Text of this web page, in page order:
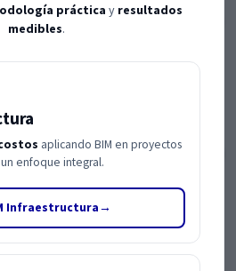
beneficios, su adopción en
barreras reales. Tú necesitas
o no. Uno de los
al cambio.En muchas
cambio genera fricción.
de trabajo, nuevas
herramientas, y eso
práctica y resultados
medibles.
aplicando BIM en proyectos
enfoque integral.
Infraestructura→